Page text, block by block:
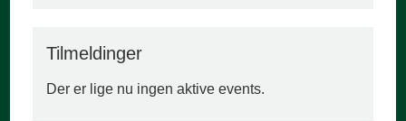
Tilmeldinger
Der er lige nu ingen aktive events.